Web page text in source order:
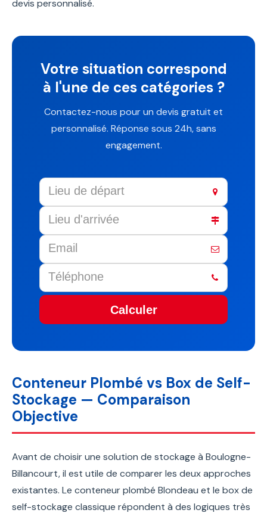
devis personnalisé.
Votre situation correspond
à l'une de ces catégories ?
Contactez-nous pour un devis gratuit et
personnalisé. Réponse sous 24h, sans
engagement.
Calculer
field
be
left
blank
Conteneur Plombé vs Box de Self-
Stockage — Comparaison
Objective
Avant de choisir une solution de stockage à Boulogne-
Billancourt, il est utile de comparer les deux approches
existantes. Le conteneur plombé Blondeau et le box de
self-stockage classique répondent à des logiques très